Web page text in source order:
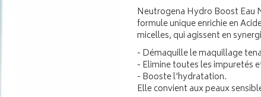
Neutrogena Hydro Boost Eau
formule unique enrichie en
micelles, qui agissent en
- Démaquille le maquillage
- Elimine toutes les impuretés
- Booste l'hydratation.
Elle convient aux peaux